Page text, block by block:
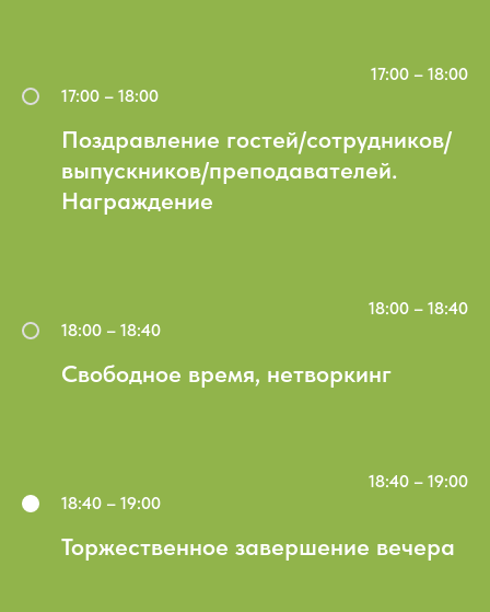
17:00 – 18:00
17:00 – 18:00
Поздравление гостей/сотрудников/
выпускников/преподавателей.
Награждение
18:00 – 18:40
18:00 – 18:40
Свободное время, нетворкинг
18:40 – 19:00
18:40 – 19:00
Торжественное завершение вечера